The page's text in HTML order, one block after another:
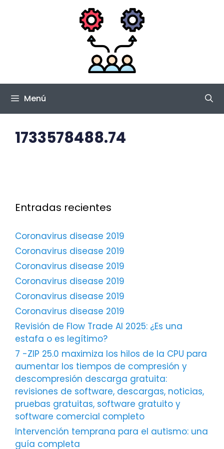
Menú
1733578488.74
Entradas recientes
Coronavirus disease 2019
Coronavirus disease 2019
Coronavirus disease 2019
Coronavirus disease 2019
Coronavirus disease 2019
Coronavirus disease 2019
Revisión de Flow Trade AI 2025: ¿Es una
estafa o es legítimo?
7 -ZIP 25.0 maximiza los hilos de la CPU para
aumentar los tiempos de compresión y
descompresión descarga gratuita:
revisiones de software, descargas, noticias,
pruebas gratuitas, software gratuito y
software comercial completo
Intervención temprana para el autismo: una
guía completa